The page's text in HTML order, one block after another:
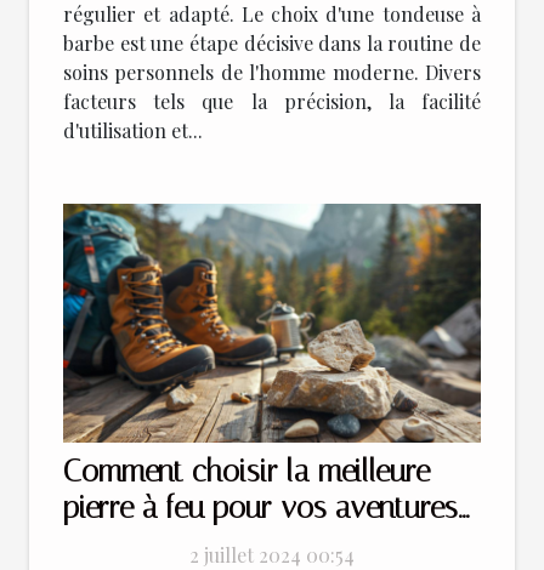
régulier et adapté. Le choix d'une tondeuse à
barbe est une étape décisive dans la routine de
soins personnels de l'homme moderne. Divers
facteurs tels que la précision, la facilité
d'utilisation et...
Comment choisir la meilleure
pierre à feu pour vos aventures
en plein air2 juillet 2024 00:54